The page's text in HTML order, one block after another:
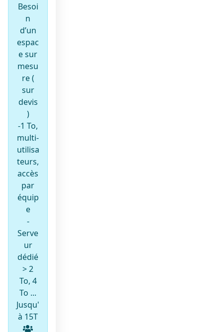
Besoi
n
d’un
espac
e sur
mesu
re (
sur
devis
)
-1 To,
multi-
utilisa
teurs,
accès
par
équip
e
-
Serve
ur
dédié
> 2
To, 4
To ...
Jusqu'
à 15T